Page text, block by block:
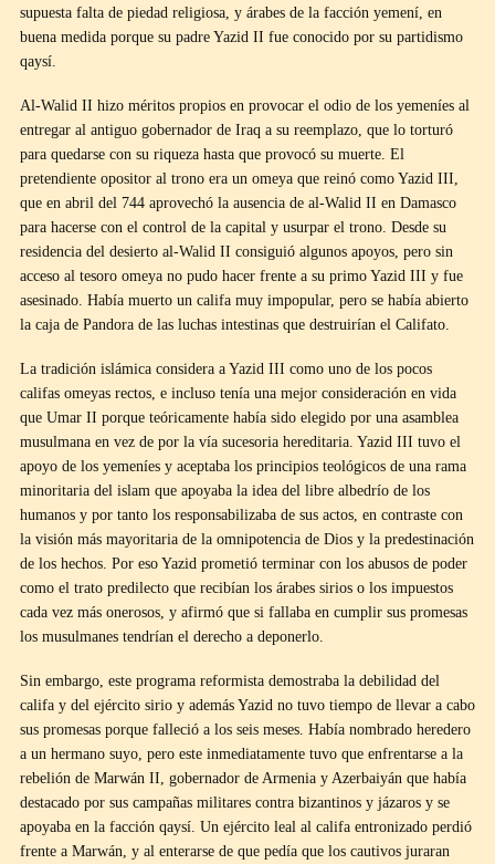
supuesta falta de piedad religiosa, y árabes de la facción yemení, en
buena medida porque su padre Yazid II fue conocido por su partidismo
qaysí.
Al-Walid II hizo méritos propios en provocar el odio de los yemeníes al
entregar al antiguo gobernador de Iraq a su reemplazo, que lo torturó
para quedarse con su riqueza hasta que provocó su muerte. El
pretendiente opositor al trono era un omeya que reinó como Yazid III,
que en abril del 744 aprovechó la ausencia de al-Walid II en Damasco
para hacerse con el control de la capital y usurpar el trono. Desde su
residencia del desierto al-Walid II consiguió algunos apoyos, pero sin
acceso al tesoro omeya no pudo hacer frente a su primo Yazid III y fue
asesinado. Había muerto un califa muy impopular, pero se había abierto
la caja de Pandora de las luchas intestinas que destruirían el Califato.
La tradición islámica considera a Yazid III como uno de los pocos
califas omeyas rectos, e incluso tenía una mejor consideración en vida
que Umar II porque teóricamente había sido elegido por una asamblea
musulmana en vez de por la vía sucesoria hereditaria. Yazid III tuvo el
apoyo de los yemeníes y aceptaba los principios teológicos de una rama
minoritaria del islam que apoyaba la idea del libre albedrío de los
humanos y por tanto los responsabilizaba de sus actos, en contraste con
la visión más mayoritaria de la omnipotencia de Dios y la predestinación
de los hechos. Por eso Yazid prometió terminar con los abusos de poder
como el trato predilecto que recibían los árabes sirios o los impuestos
cada vez más onerosos, y afirmó que si fallaba en cumplir sus promesas
los musulmanes tendrían el derecho a deponerlo.
Sin embargo, este programa reformista demostraba la debilidad del
califa y del ejército sirio y además Yazid no tuvo tiempo de llevar a cabo
sus promesas porque falleció a los seis meses. Había nombrado heredero
a un hermano suyo, pero este inmediatamente tuvo que enfrentarse a la
rebelión de Marwán II, gobernador de Armenia y Azerbaiyán que había
destacado por sus campañas militares contra bizantinos y jázaros y se
apoyaba en la facción qaysí. Un ejército leal al califa entronizado perdió
frente a Marwán, y al enterarse de que pedía que los cautivos juraran